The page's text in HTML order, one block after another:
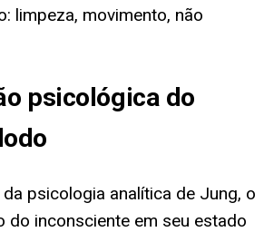
limpeza, movimento, não
psicológica do
psicologia analítica de Jung, o
do inconsciente em seu estado